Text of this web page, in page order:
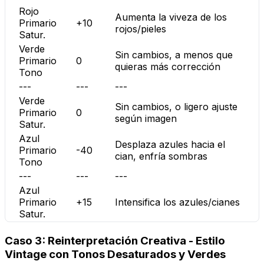
Rojo
Primario
Satur.
+10
Aumenta la viveza de los
rojos/pieles
Verde
Primario
Tono
0
Sin cambios, a menos que
quieras más corrección
---
---
---
Verde
Primario
Satur.
0
Sin cambios, o ligero ajuste
según imagen
Azul
Primario
Tono
-40
Desplaza azules hacia el
cian, enfría sombras
---
---
---
Azul
Primario
Satur.
+15 Intensifica los azules/cianes
Caso 3: Reinterpretación Creativa - Estilo
Vintage con Tonos Desaturados y Verdes